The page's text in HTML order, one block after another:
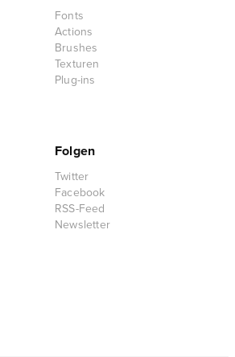
Fonts
Actions
Brushes
Texturen
Plug-ins
Folgen
Twitter
Facebook
RSS-Feed
Newsletter